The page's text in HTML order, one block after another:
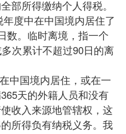
部所得缴纳个人得税。
年度中在中国境内居住了
数。临时离境，指一个
次累计不超过90日的离
国境内居住，或在一
天的外籍人员和没有
收入来源地管辖权，这
所得负有纳税义务。我